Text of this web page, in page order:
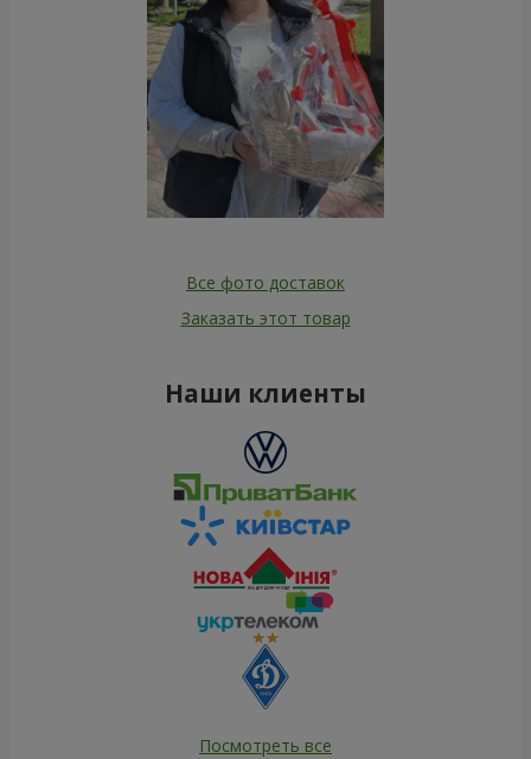
Все фото доставок
Заказать этот товар
Наши клиенты
Посмотреть все